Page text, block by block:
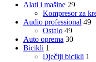
Alati i mašine 29
Kompresor za
Audio professional 49
Ostalo 49
Auto oprema 30
Bicikli 1
Dječiji bicikli 1